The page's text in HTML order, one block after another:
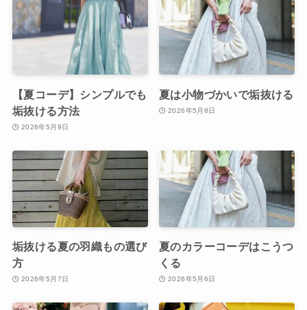
【夏コーデ】シンプルでも
垢抜ける方法
2026年5月9日
夏は小物づかいで垢抜ける
2026年5月8日
垢抜ける夏の羽織もの選び
方
2026年5月7日
夏のカラーコーデはこうつ
くる
2026年5月6日